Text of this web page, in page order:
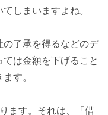
しまいますよね。
了承を得るなどのデ
は金額を下げること
す。
ます。それは、「 借